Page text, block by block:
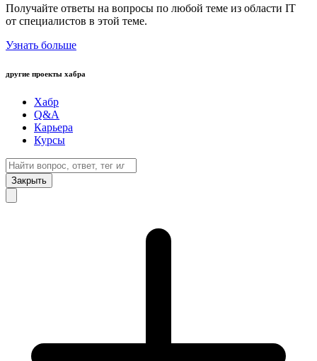
Получайте ответы на вопросы по любой теме из области IT
от специалистов в этой теме.
Узнать больше
другие проекты хабра
Хабр
Q&A
Карьера
Курсы
Закрыть